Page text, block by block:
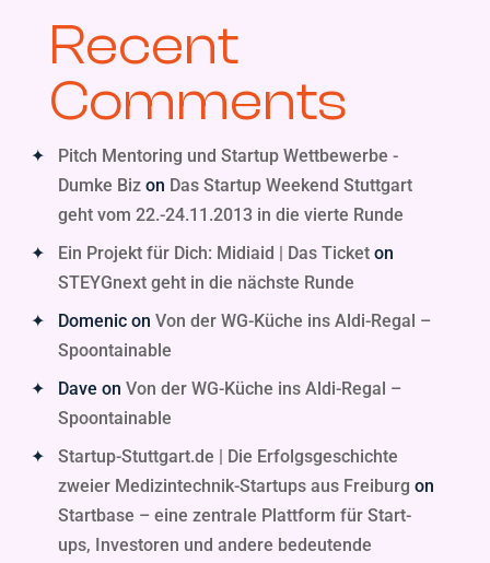
Recent
Comments
Pitch Mentoring und Startup Wettbewerbe -
Dumke Bizon Das Startup Weekend Stuttgart
geht vom 22.-24.11.2013 in die vierte Runde
Ein Projekt für Dich: Midiaid | Das Ticketon
STEYGnext geht in die nächste Runde
Domenicon Von der WG-Küche ins Aldi-Regal –
Spoontainable
Dave on Von der WG-Küche ins Aldi-Regal –
Spoontainable
Startup-Stuttgart.de | Die Erfolgsgeschichte
zweier Medizintechnik-Startups aus Freiburg on
Startbase – eine zentrale Plattform für Start-
ups, Investoren und andere bedeutende